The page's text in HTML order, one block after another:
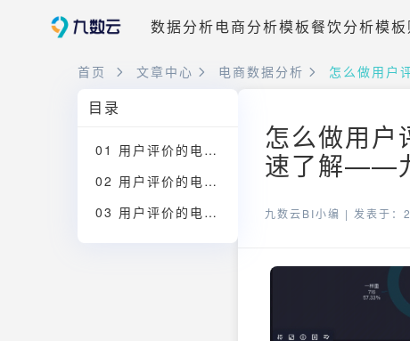
数据分析电商分析模板餐饮分析模板
首页 文章中心 电商数据分析 怎么做用户
目录
01 用户评价的电商运营数据表：明确问题
02 用户评价的电商运营数据表：分析思路
03 用户评价的电商运营数据表：完整分析过程
怎么做用户
速了解——
九数云BI小编 | 发表于